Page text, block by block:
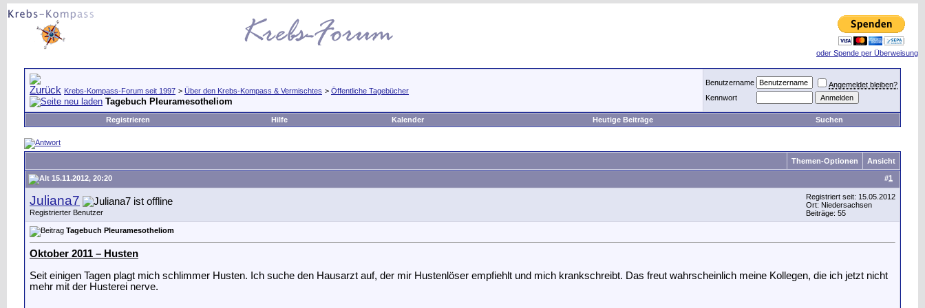
oder Spende per Überweisung
Krebs-Kompass-Forum seit 1997 > Über den Krebs-Kompass & Vermischtes > Öffentliche Tagebücher
Tagebuch Pleuramesotheliom
Benutzername
Angemeldet bleiben?
Kennwort
Registrieren Hilfe Kalender Heutige Beiträge Suchen
Themen-Optionen Ansicht
#1
15.11.2012, 20:20
Juliana7
Registrierter Benutzer
Registriert seit: 15.05.2012
Ort: Niedersachsen
Beiträge: 55
Tagebuch Pleuramesotheliom
Oktober 2011 – Husten
Seit einigen Tagen plagt mich schlimmer Husten. Ich suche den Hausarzt auf, der mir Hustenlöser empfiehlt und mich krankschreibt. Das freut wahrscheinlich meine Kollegen, die ich jetzt nicht
mehr mit der Husterei nerve.